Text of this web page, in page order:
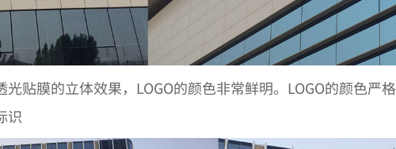
光贴膜的立体效果，LOGO的颜色非常鲜明。LOGO的颜色严
识